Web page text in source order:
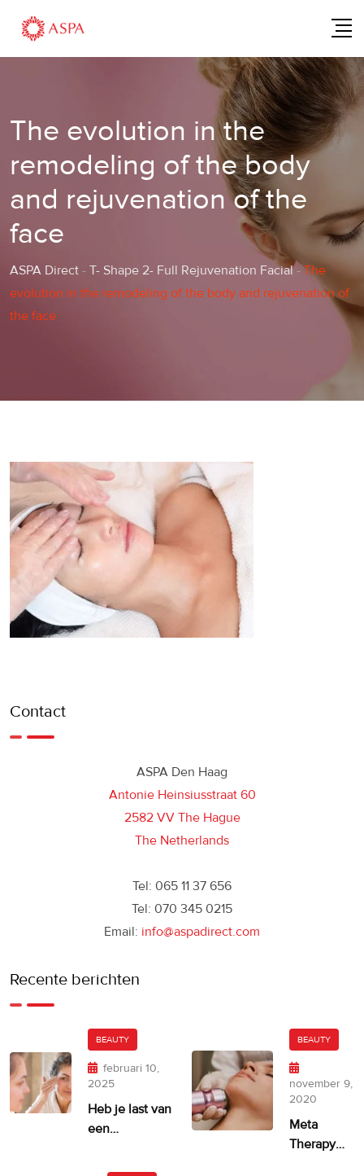
content
The evolution in the
remodeling of the body
and rejuvenation of the
face
ASPA Direct - T- Shape 2- Full Rejuvenation Facial-The
evolution in the remodeling of the body and rejuvenation of
the face
Contact
ASPA Den Haag
Antonie Heinsiusstraat 60
2582 VV The Hague
The Netherlands
Tel: 065 11 37 656
Tel: 070 345 0215
Email: info@aspadirect.com
Recente berichten
BEAUTY
februari 10,
2025
Heb je last van
een
BEAUTY
november 9,
2020
Meta
Therapy